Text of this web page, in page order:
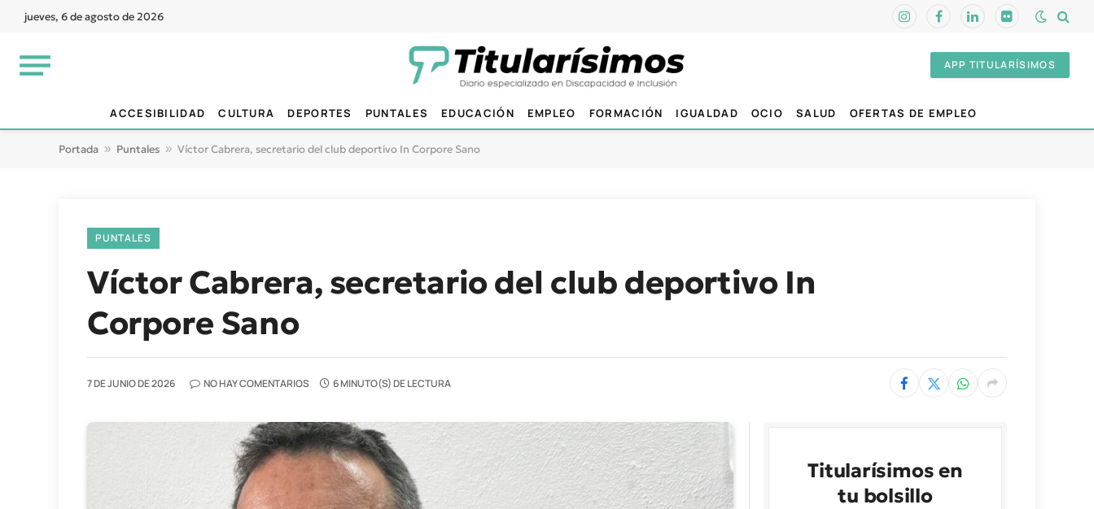
jueves, 6 de agosto de 2026 InstagramFacebookLinkedInFlickr
APP TITULARÍSIMOS
ACCESIBILIDAD CULTURA DEPORTES PUNTALES EDUCACIÓN EMPLEO FORMACIÓN IGUALDAD OCIO SALUD OFERTAS DE EMPLEO
Portada » Puntales » Víctor Cabrera, secretario del club deportivo In Corpore Sano
PUNTALES
Víctor Cabrera, secretario del club deportivo In
Corpore Sano
7 DE JUNIO DE 2026 NO HAY COMENTARIOS 6 MINUTO(S) DE LECTURA
Titularísimos en
tu bolsillo